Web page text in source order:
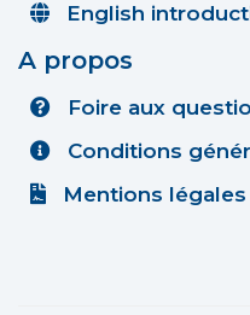
English
A propos
Foire aux
Conditions
Mentions